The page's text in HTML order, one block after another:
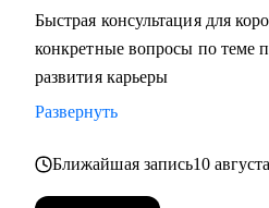
Быстрая консультация для
конкретные вопросы по теме
развития карьеры
Развернуть
Ближайшая запись10